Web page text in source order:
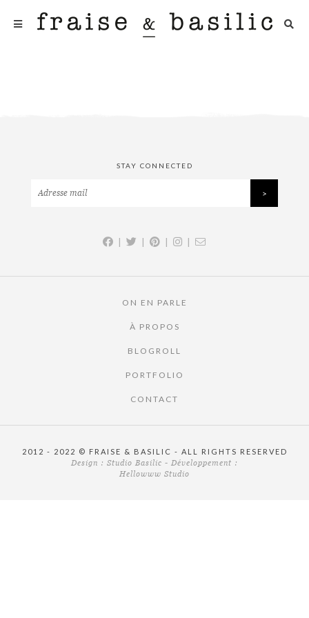
STAY CONNECTED
| | | |
ON EN PARLE
À PROPOS
BLOGROLL
PORTFOLIO
CONTACT
2012 - 2022 © FRAISE & BASILIC - ALL RIGHTS RESERVED
Design : Studio Basilic - Développement :
Hellowww Studio